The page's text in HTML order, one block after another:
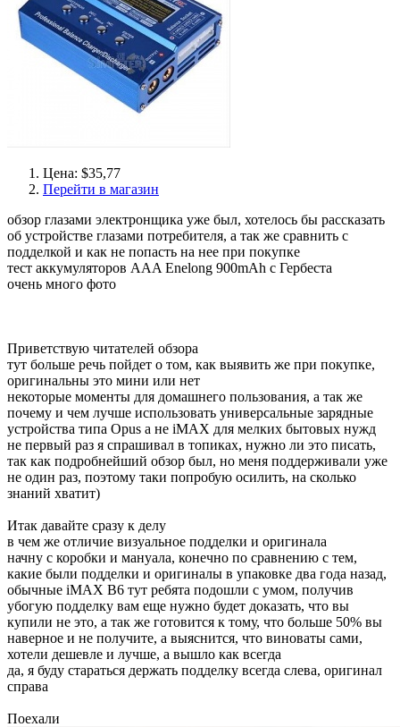
Цена: $35,77
Перейти в магазин
обзор глазами электронщика уже был, хотелось бы рассказать
об устройстве глазами потребителя, а так же сравнить с
подделкой и как не попасть на нее при покупке
тест аккумуляторов AAA Enelong 900mAh с Гербеста
очень много фото
Приветствую читателей обзора
тут больше речь пойдет о том, как выявить же при покупке,
оригинальны это мини или нет
некоторые моменты для домашнего пользования, а так же
почему и чем лучше использовать универсальные зарядные
устройства типа Opus а не iMAX для мелких бытовых нужд
не первый раз я спрашивал в топиках, нужно ли это писать,
так как подробнейший обзор был, но меня поддерживали уже
не один раз, поэтому таки попробую осилить, на сколько
знаний хватит)
Итак давайте сразу к делу
в чем же отличие визуальное подделки и оригинала
начну с коробки и мануала, конечно по сравнению с тем,
какие были подделки и оригиналы в упаковке два года назад,
обычные iMAX B6 тут ребята подошли с умом, получив
убогую подделку вам еще нужно будет доказать, что вы
купили не это, а так же готовится к тому, что больше 50% вы
наверное и не получите, а выяснится, что виноваты сами,
хотели дешевле и лучше, а вышло как всегда
да, я буду стараться держать подделку всегда слева, оригинал
справа
Поехали